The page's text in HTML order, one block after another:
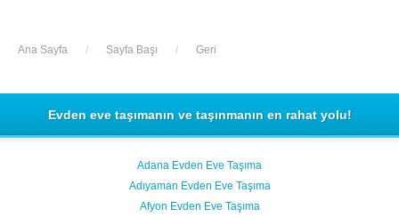
Ana Sayfa / Sayfa Başı / Geri
Evden eve taşımanın ve taşınmanın en rahat yolu!
Adana Evden Eve Taşıma
Adıyaman Evden Eve Taşıma
Afyon Evden Eve Taşıma